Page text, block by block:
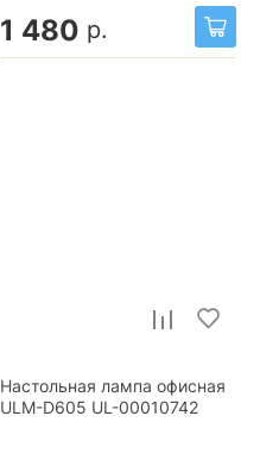
1 480 р.
Настольная лампа офисная
ULM-D605 UL-00010742